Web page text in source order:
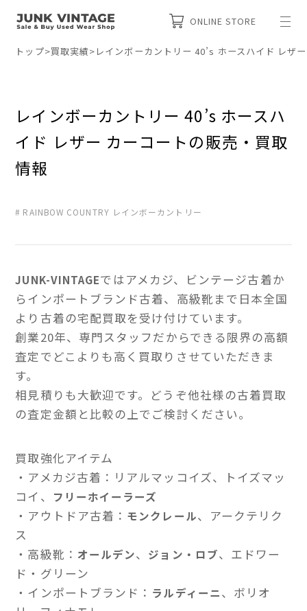
ONLINE STORE
トップ>買取実績> レインボーカントリー 40’s ホースハイド レザ
レインボーカントリー 40’s ホースハ
イド レザー カーコートの販売・買取
情報
RAINBOW COUNTRY レインボーカントリー
JUNK-VINTAGEではアメカジ、ビンテージ古着か
らインポートブランド古着、高級靴まで日本全国
より古着の宅配買取を受け付けています。
創業20年、専門スタッフだからできる限界の高額
査定でどこよりも高く買取りさせていただきま
す。
相見積りも大歓迎です。どうぞ他社様の古着買取
の査定金額と比較の上でご検討ください。
買取強化アイテム
・アメカジ古着：リアルマッコイズ、トイズマッ
コイ、
フリーホイーラーズ
・アウトドア古着： モンクレール、アークテリク
ス
・高級靴： オールデン、 ジョン・ロブ、エドワー
ド・グリーン
・インポートブランド： ラルディーニ、ボリオ